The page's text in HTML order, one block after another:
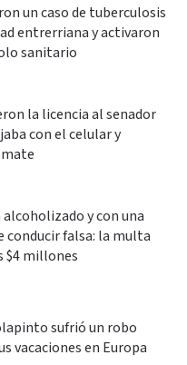
un caso de tuberculosis
entrerriana y activaron
sanitario
la licencia al senador
con el celular y
alcoholizado y con una
conducir falsa: la multa
$4 millones
sufrió un robo
vacaciones en Europa